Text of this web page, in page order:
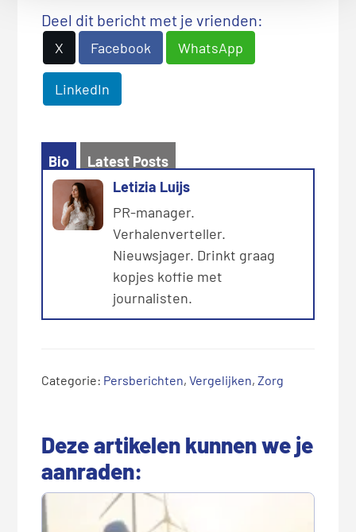
Deel dit bericht met je vrienden:
X Facebook WhatsApp
LinkedIn
Bio
Latest Posts
Letizia Luijs
PR-manager.
Verhalenverteller.
Nieuwsjager. Drinkt graag
kopjes koffie met
journalisten.
Categorie: Persberichten,Vergelijken,Zorg
Deze artikelen kunnen we je
aanraden: